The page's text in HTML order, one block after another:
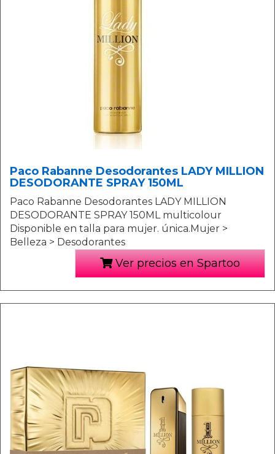
Paco Rabanne Desodorantes LADY MILLION
DESODORANTE SPRAY 150ML
Paco Rabanne Desodorantes LADY MILLION
DESODORANTE SPRAY 150ML multicolour
Disponible en talla para mujer. única.Mujer >
Belleza > Desodorantes
Ver precios en Spartoo